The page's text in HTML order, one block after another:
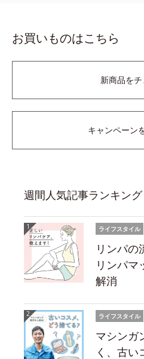
お買いものはこちら
新商品をチ
キャンペーン
週間人気記事ランキング
ライフスタイル
リンパの
リンパマ
解消
ライフスタイル
マシンガ
く、古い